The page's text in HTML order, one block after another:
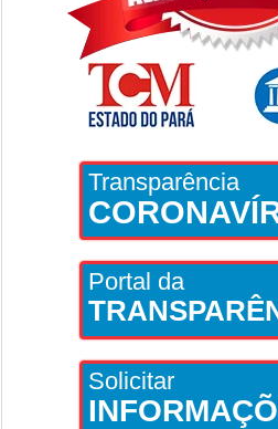
Transparência
Portal da
Solicitar